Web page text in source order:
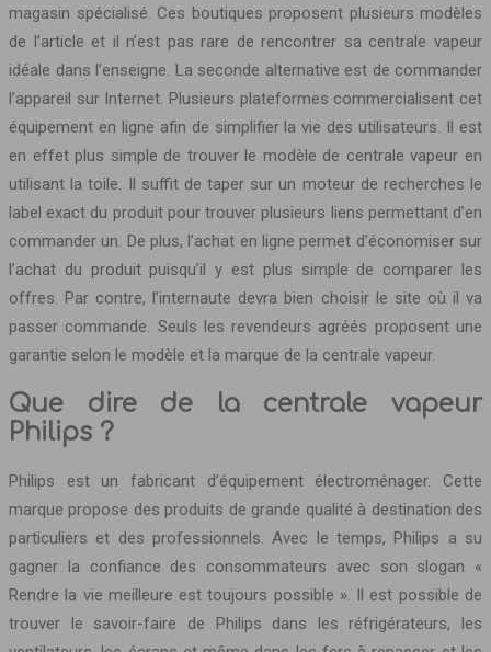
magasin spécialisé. Ces boutiques proposent plusieurs modèles
de l’article et il n’est pas rare de rencontrer sa centrale vapeur
idéale dans l’enseigne. La seconde alternative est de commander
l’appareil sur Internet. Plusieurs plateformes commercialisent cet
équipement en ligne afin de simplifier la vie des utilisateurs. Il est
en effet plus simple de trouver le modèle de centrale vapeur en
utilisant la toile. Il suffit de taper sur un moteur de recherches le
label exact du produit pour trouver plusieurs liens permettant d’en
commander un. De plus, l’achat en ligne permet d’économiser sur
l’achat du produit puisqu’il y est plus simple de comparer les
offres. Par contre, l’internaute devra bien choisir le site où il va
passer commande. Seuls les revendeurs agréés proposent une
garantie selon le modèle et la marque de la centrale vapeur.
Que dire de la centrale vapeur
Philips ?
Philips est un fabricant d’équipement électroménager. Cette
marque propose des produits de grande qualité à destination des
particuliers et des professionnels. Avec le temps, Philips a su
gagner la confiance des consommateurs avec son slogan «
Rendre la vie meilleure est toujours possible ». Il est possible de
trouver le savoir-faire de Philips dans les réfrigérateurs, les